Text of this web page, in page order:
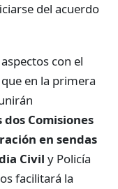
del acuerdo
con el
en la primera
dos Comisiones
en sendas
Civil y Policía
facilitará la